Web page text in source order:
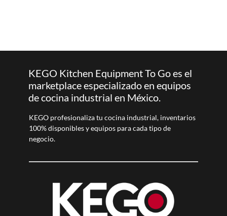
KEGO Kitchen Equipment To Go es el
marketplace especializado en equipos
de cocina industrial en México.
KEGO profesionaliza tu cocina industrial, inventarios
100% disponibles y equipos para cada tipo de
negocio.